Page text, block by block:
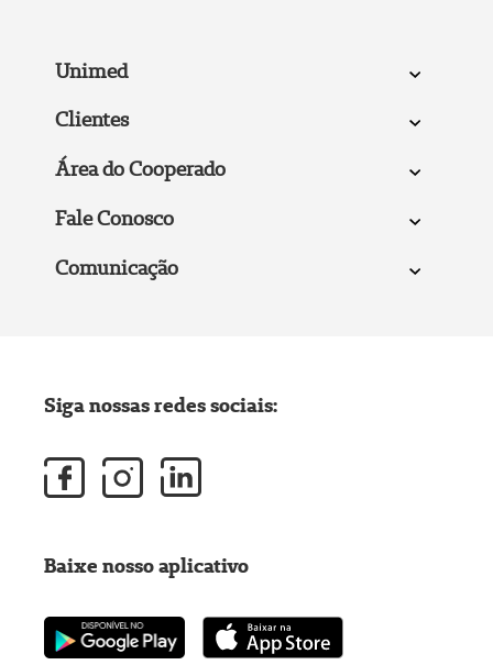
Unimed
Clientes
Área do Cooperado
Fale Conosco
Comunicação
Siga nossas redes sociais:
Baixe nosso aplicativo